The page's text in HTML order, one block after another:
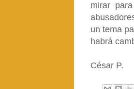
mirar
un tema
habrá
César P.